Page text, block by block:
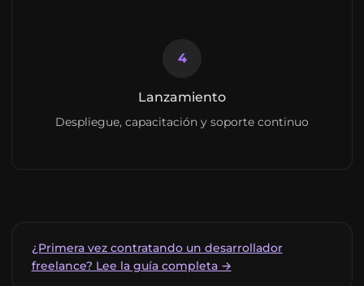
4
Lanzamiento
Despliegue, capacitación y soporte continuo
¿Primera vez contratando un desarrollador
freelance? Lee la guía completa →